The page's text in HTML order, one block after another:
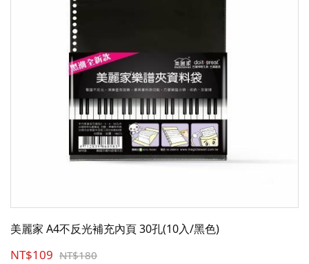
美麗家 A4不反光補充內頁 30孔(10入/黑色)
NT$109 NT$180